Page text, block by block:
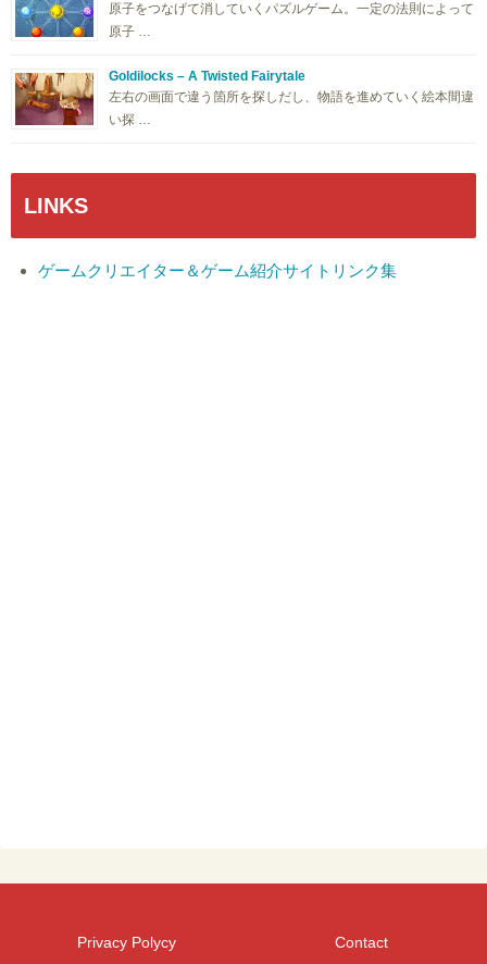
原子をつなげて消していくパズルゲーム。一定の法則によって
原子 …
Goldilocks – A Twisted Fairytale
左右の画面で違う箇所を探しだし、物語を進めていく絵本間違
い探 …
LINKS
ゲームクリエイター＆ゲーム紹介サイトリンク集
Privacy Polycy Contact